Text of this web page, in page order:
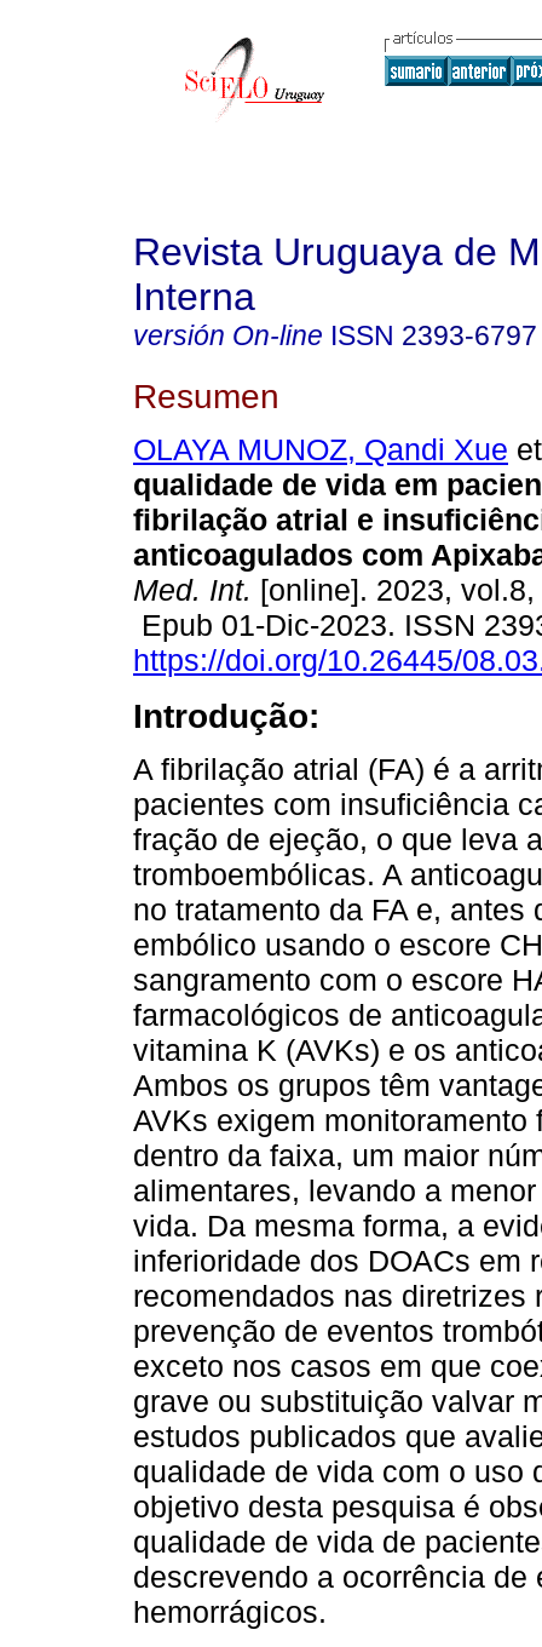
Revista Uruguaya de
Interna
versión On-line ISSN 2393-6797
Resumen
OLAYA MUNOZ, Qandi Xue
qualidade de vida em
fibrilação atrial e
anticoagulados com
Med. Int. [online]. 2023,
Epub 01-Dic-2023. ISSN
https://doi.org/10.26445/
Introdução:
A fibrilação atrial (FA) é a
pacientes com insuficiência
fração de ejeção, o que leva
tromboembólicas. A
no tratamento da FA e,
embólico usando o escore
sangramento com o escore
farmacológicos de
vitamina K (AVKs) e os
Ambos os grupos têm
AVKs exigem
dentro da faixa, um maior
alimentares, levando a
vida. Da mesma forma, a
inferioridade dos DOACs em
recomendados nas
prevenção de eventos
exceto nos casos em que
grave ou substituição valvar
estudos publicados que
qualidade de vida com o uso
objetivo desta pesquisa é
qualidade de vida de
descrevendo a ocorrência
hemorrágicos.